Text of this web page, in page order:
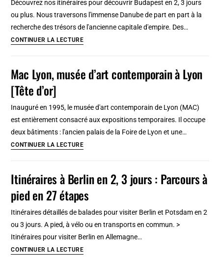
Découvrez nos itinéraires pour découvrir Budapest en 2, 3 jours
ou plus. Nous traversons l'immense Danube de part en part à la
recherche des trésors de l'ancienne capitale d'empire. Des…
CONTINUER LA LECTUREItinéraires
en
Parcours
à
en
18
étapes
Mac Lyon, musée d’art contemporain à Lyon
[Tête d’or]
Inauguré en 1995, le musée d'art contemporain de Lyon (MAC)
est entièrement consacré aux expositions temporaires. Il occupe
deux bâtiments : l'ancien palais de la Foire de Lyon et une…
CONTINUER LA LECTUREMac
d’art
contemporain
Itinéraires à Berlin en 2, 3 jours : Parcours à
pied en 27 étapes
Itinéraires détaillés de balades pour visiter Berlin et Potsdam en 2
ou 3 jours. A pied, à vélo ou en transports en commun. >
Itinéraires pour visiter Berlin en Allemagne…
CONTINUER LA LECTUREItinéraires